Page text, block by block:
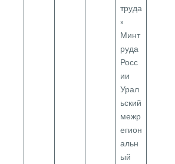
труда
»
Минт
руда
Росс
ии
Урал
ьский
межр
егион
альн
ый